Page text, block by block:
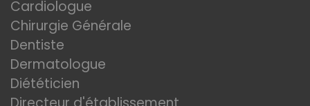
Cardiologue
Chirurgie Générale
Dentiste
Dermatologue
Diététicien